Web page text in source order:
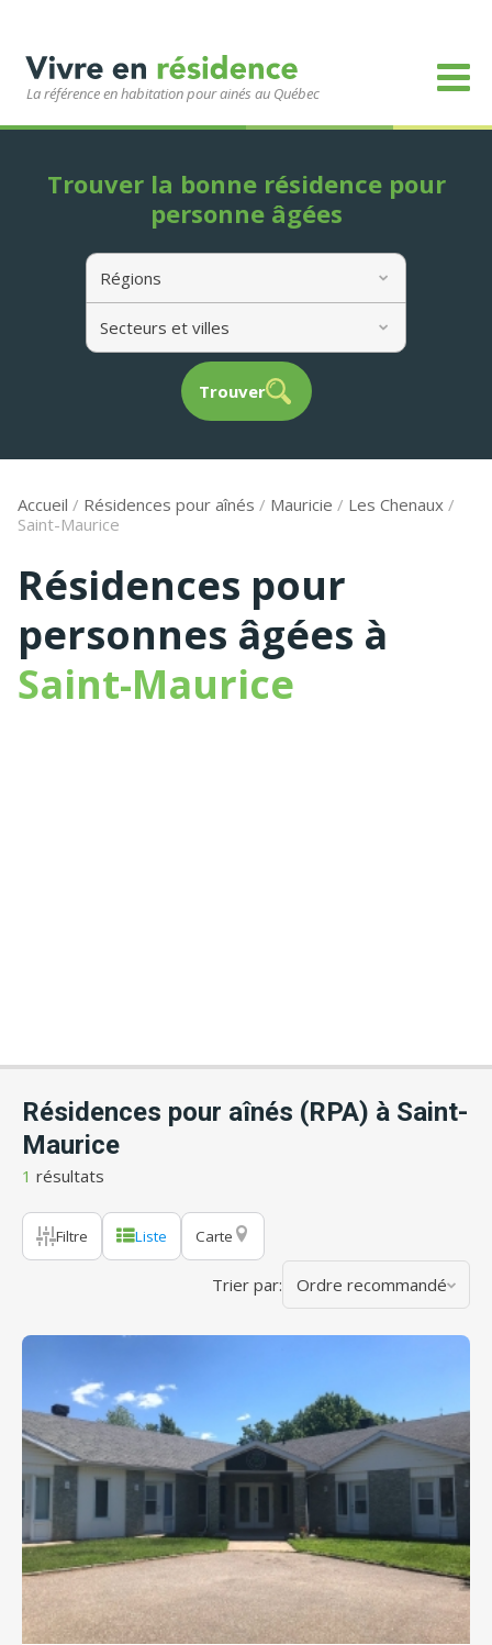
La référence en habitation pour ainés au Québec
Régions
Secteurs et villes
Trouver
Trouver la bonne résidence pour
personne âgées
Accueil / Résidences pour aînés / Mauricie / Les Chenaux /
Saint-Maurice
Résidences pour
personnes âgées à
Saint-Maurice
Résidences pour aînés (RPA) à Saint-
Maurice
1 résultats
Filtre Liste Carte
Trier par: Ordre recommandé